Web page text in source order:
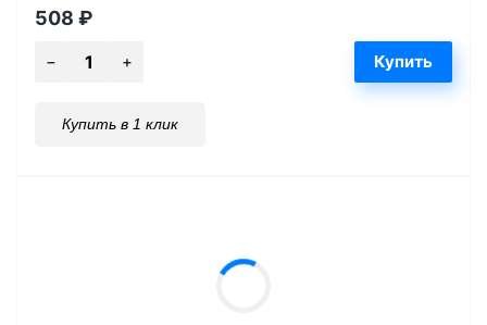
508 ₽
Купить в 1 клик